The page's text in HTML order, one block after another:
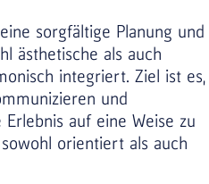
sorgfältige Planung und
ästhetische als auch
integriert. Ziel ist es,
und
auf eine Weise zu
orientiert als auch